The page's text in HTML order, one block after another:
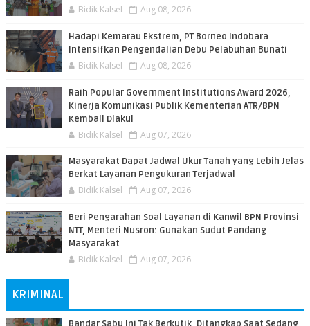
Bidik Kalsel Aug 08, 2026
​Hadapi Kemarau Ekstrem, PT Borneo Indobara
Intensifkan Pengendalian Debu Pelabuhan Bunati
Bidik Kalsel Aug 08, 2026
Raih Popular Government Institutions Award 2026,
Kinerja Komunikasi Publik Kementerian ATR/BPN
Kembali Diakui
Bidik Kalsel Aug 07, 2026
Masyarakat Dapat Jadwal Ukur Tanah yang Lebih Jelas
Berkat Layanan Pengukuran Terjadwal
Bidik Kalsel Aug 07, 2026
Beri Pengarahan Soal Layanan di Kanwil BPN Provinsi
NTT, Menteri Nusron: Gunakan Sudut Pandang
Masyarakat
Bidik Kalsel Aug 07, 2026
KRIMINAL